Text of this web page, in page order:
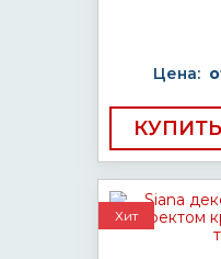
Цена:
КУПИТЬ
Хит